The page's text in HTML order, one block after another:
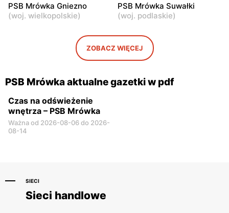
PSB Mrówka PSB Mrówka
68
PSB Mrówka
133
PSB Mrówka Gniezno
(woj. wielkopolskie)
PSB Mrówka Suwałki
(woj. podlaskie)
ZOBACZ WIĘCEJ
PSB Mrówka aktualne gazetki w pdf
Czas na odświeżenie
wnętrza – PSB Mrówka
Ważna od 2026-08-06 do 2026-
08-14
SIECI
Sieci handlowe